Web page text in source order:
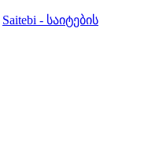
Saitebi - საიტების